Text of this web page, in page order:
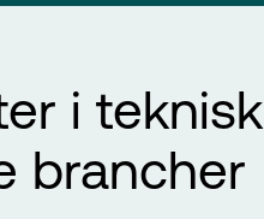
i teknisk
brancher